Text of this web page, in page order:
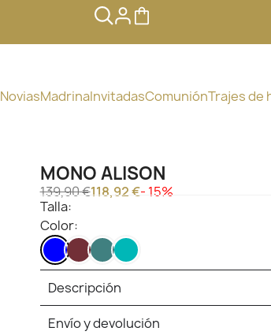
NoviasMadrinaInvitadasComuniónTrajes de
MONO ALISON
139,90 €118,92 €- 15%
Talla:
Color:
AZULVINOAZUL
PETROLEO
VERDE
Descripción
Envío y devolución